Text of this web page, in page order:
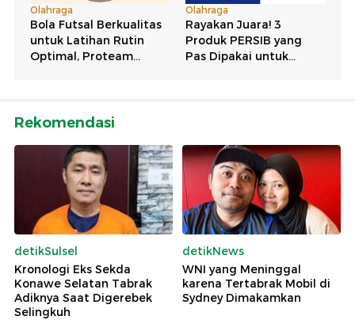
Rekomendasi
detikSulsel
Kronologi Eks Sekda
Konawe Selatan Tabrak
Adiknya Saat Digerebek
Selingkuh
detikNews
WNI yang Meninggal
karena Tertabrak Mobil di
Sydney Dimakamkan